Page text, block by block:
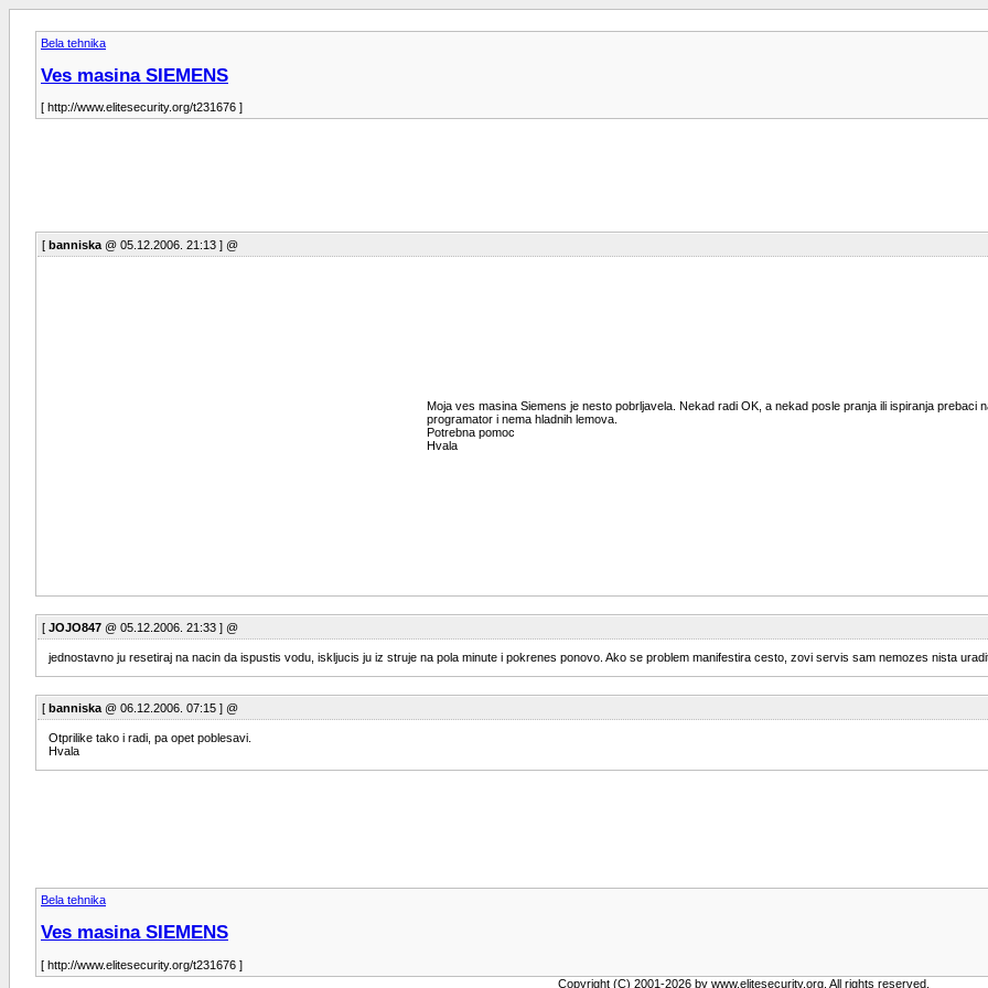
Bela tehnika
Ves masina SIEMENS
[ http://www.elitesecurity.org/t231676 ]
[ banniska @ 05.12.2006. 21:13 ] @
Moja ves masina Siemens je nesto pobrljavela. Nekad radi OK, a nekad posle pranja ili ispiranja
programator i nema hladnih lemova.
Potrebna pomoc
Hvala
[ JOJO847 @ 05.12.2006. 21:33 ] @
jednostavno ju resetiraj na nacin da ispustis vodu, iskljucis ju iz struje na pola minute i pokrenes ponovo. Ako se problem manifestira cesto, zovi servis sam nemozes nista
[ banniska @ 06.12.2006. 07:15 ] @
Otprilike tako i radi, pa opet poblesavi.
Hvala
Bela tehnika
Ves masina SIEMENS
[ http://www.elitesecurity.org/t231676 ]
Copyright (C) 2001-2026 by www.elitesecurity.org. All rights reserved.